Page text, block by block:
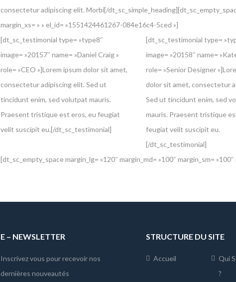
consectetur adipiscing elit. Morbi[/
margin_xs= » » el_id= »1551424461267-084e16c4-5ced »]
[dt_sc_testimonial type= »type8″
image= »20157″ name= »Daniel Craig »
role= »CEO »]Lorem ipsum dolor sit amet,
consectetur adipiscing elit. Sed ut
tincidunt enim, sed volutpat mauris.
Praesent tristique est eros, eu feugiat
velit suscipit eu.[/dt_sc_testimonial]
[dt_sc_testimonial type=
image= »20158″ name=
role= »Senior Designer
dolor sit amet, consectetur
Sed ut tincidunt enim, sed
mauris. Praesent tristique
feugiat velit suscipit eu.
[/dt_sc_testimonial]
[dt_sc_empty_space margin_lg= »120″ margin_md= »100″ margin_sm=
E – NEWSLETTER
Inscrivez vous pour recevoir nos
dernières nouveautés
STRUCTURE DU SITE
Accueil
Qui
?